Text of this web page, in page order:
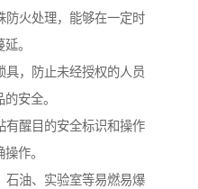
防火处理，能够在一定时
。
具，防止未经授权的人员
安全。
有醒目的安全标识和操作
作。
石油、实验室等易燃易爆